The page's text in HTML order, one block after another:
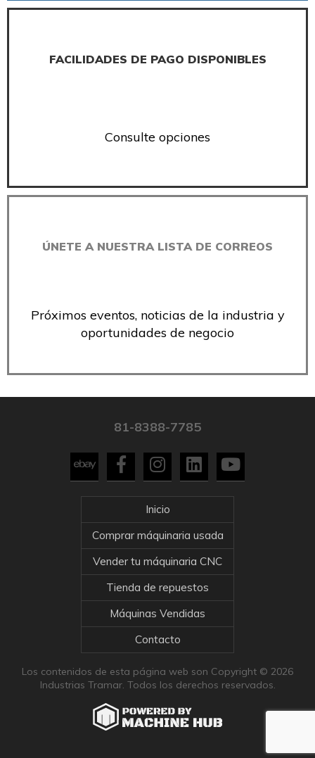
FACILIDADES DE PAGO DISPONIBLES
Consulte opciones
ÚNETE A NUESTRA LISTA DE CORREOS
Próximos eventos, noticias de la industria y
oportunidades de negocio
81-8388-7785
Inicio
Comprar máquinaria usada
Vender tu máquinaria CNC
Tienda de repuestos
Máquinas Vendidas
Contacto
Los contenidos de esta página web son Copyright © 2026
Industrias Tramar. Todos los derechos reservados.